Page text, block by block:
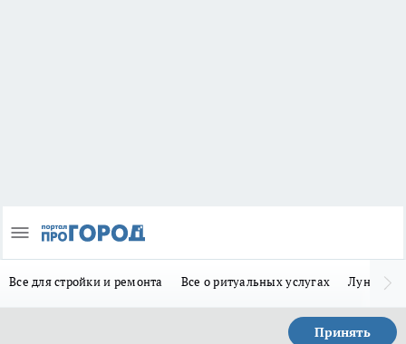
Все для стройки и ремонта Все о ритуальных услугах Лунно-
Принять